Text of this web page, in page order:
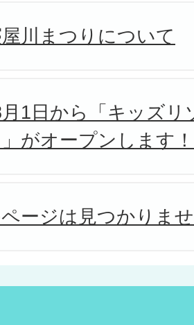
川まつりについて
1日から「キッズリ
がオープンします！
ージは見つかりま